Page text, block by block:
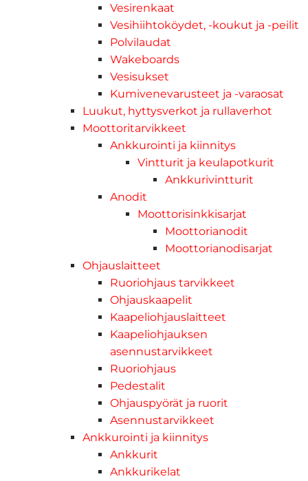
Vesirenkaat
Vesihiihtoköydet, -koukut ja -peilit
Polvilaudat
Wakeboards
Vesisukset
Kumivenevarusteet ja -varaosat
Luukut, hyttysverkot ja rullaverhot
Moottoritarvikkeet
Ankkurointi ja kiinnitys
Vintturit ja keulapotkurit
Ankkurivintturit
Anodit
Moottorisinkkisarjat
Moottorianodit
Moottorianodisarjat
Ohjauslaitteet
Ruoriohjaus tarvikkeet
Ohjauskaapelit
Kaapeliohjauslaitteet
Kaapeliohjauksen
asennustarvikkeet
Ruoriohjaus
Pedestalit
Ohjauspyörät ja ruorit
Asennustarvikkeet
Ankkurointi ja kiinnitys
Ankkurit
Ankkurikelat